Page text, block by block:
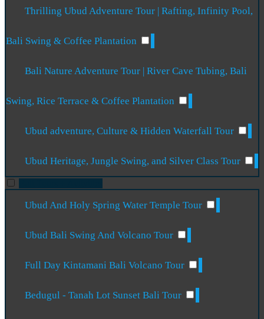
Thrilling Ubud Adventure Tour | Rafting, Infinity Pool,
Bali Swing & Coffee Plantation
Bali Nature Adventure Tour | River Cave Tubing, Bali
Swing, Rice Terrace & Coffee Plantation
Ubud adventure, Culture & Hidden Waterfall Tour
Ubud Heritage, Jungle Swing, and Silver Class Tour
Ubud And Holy Spring Water Temple Tour
Ubud Bali Swing And Volcano Tour
Full Day Kintamani Bali Volcano Tour
Bedugul - Tanah Lot Sunset Bali Tour